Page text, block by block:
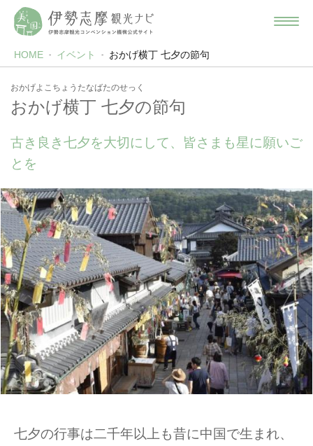
HOME イベント おかげ横丁 七夕の節句
おかげよこちょうたなばたのせっく
おかげ横丁 七夕の節句
古き良き七夕を大切にして、皆さまも星に願いご
とを
七夕の行事は二千年以上も昔に中国で生まれ、